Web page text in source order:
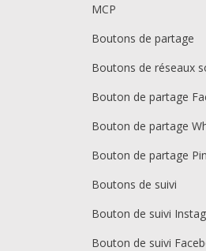
MCP
Boutons de partage
Boutons de réseaux
Bouton de partage
Bouton de partage
Bouton de partage
Boutons de suivi
Bouton de suivi
Bouton de suivi